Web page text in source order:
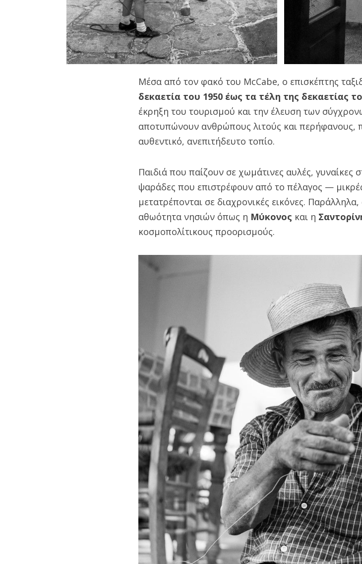
Μέσα από τον φακό του McCabe, ο επισκέπτης
δεκαετία του 1950 έως τα τέλη της δεκαετίας
έκρηξη του τουρισμού και την έλευση των
αποτυπώνουν ανθρώπους λιτούς και περήφανους,
αυθεντικό, ανεπιτήδευτο τοπίο.
Παιδιά που παίζουν σε χωμάτινες αυλές, γυναίκες
ψαράδες που επιστρέφουν από το πέλαγος —
μετατρέπονται σε διαχρονικές εικόνες.
αθωότητα νησιών όπως η Μύκονος και η
κοσμοπολίτικους προορισμούς.